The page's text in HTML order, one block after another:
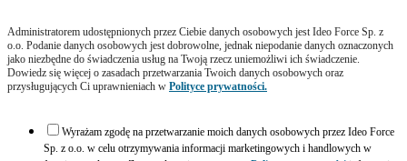
Administratorem udostępnionych przez Ciebie danych osobowych jest Ideo Force Sp. z
o.o. Podanie danych osobowych jest dobrowolne, jednak niepodanie danych oznaczonych
jako niezbędne do świadczenia usług na Twoją rzecz uniemożliwi ich świadczenie.
Dowiedz się więcej o zasadach przetwarzania Twoich danych osobowych oraz
przysługujących Ci uprawnieniach w Polityce prywatności.
Wyrażam zgodę na przetwarzanie moich danych osobowych przez Ideo Force
Sp. z o.o. w celu otrzymywania informacji marketingowych i handlowych w